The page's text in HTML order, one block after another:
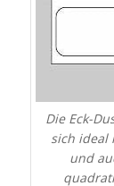
Die Eck-
sich ideal
und